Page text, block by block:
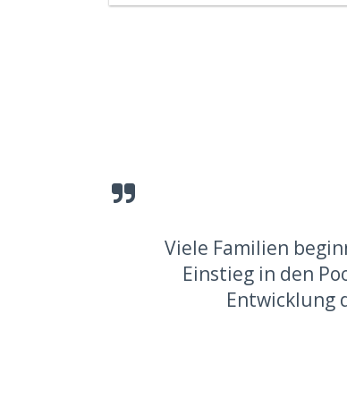
Viele Familien
Einstieg in den
Entwicklung